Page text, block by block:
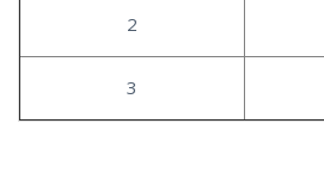
2
3